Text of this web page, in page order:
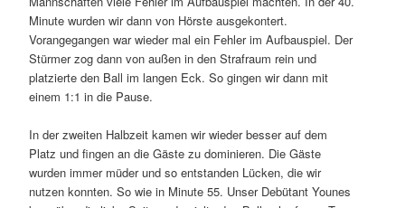
Minute wurden wir dann von Hörste ausgekontert.
Vorangegangen war wieder mal ein Fehler im Aufbauspiel. Der
Stürmer zog dann von außen in den Strafraum rein und
platzierte den Ball im langen Eck. So gingen wir dann mit
einem 1:1 in die Pause.
In der zweiten Halbzeit kamen wir wieder besser auf dem
Platz und fingen an die Gäste zu dominieren. Die Gäste
wurden immer müder und so entstanden Lücken, die wir
nutzen konnten. So wie in Minute 55. Unser Debütant Younes